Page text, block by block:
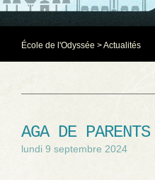
École de l'Odyssée >Actualités
AGA DE
lundi 9 septembre 2024